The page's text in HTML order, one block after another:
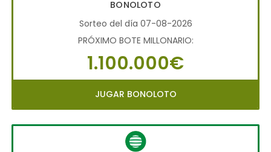
BONOLOTO
Sorteo del día 07-08-2026
PRÓXIMO BOTE MILLONARIO:
1.100.000€
JUGAR BONOLOTO